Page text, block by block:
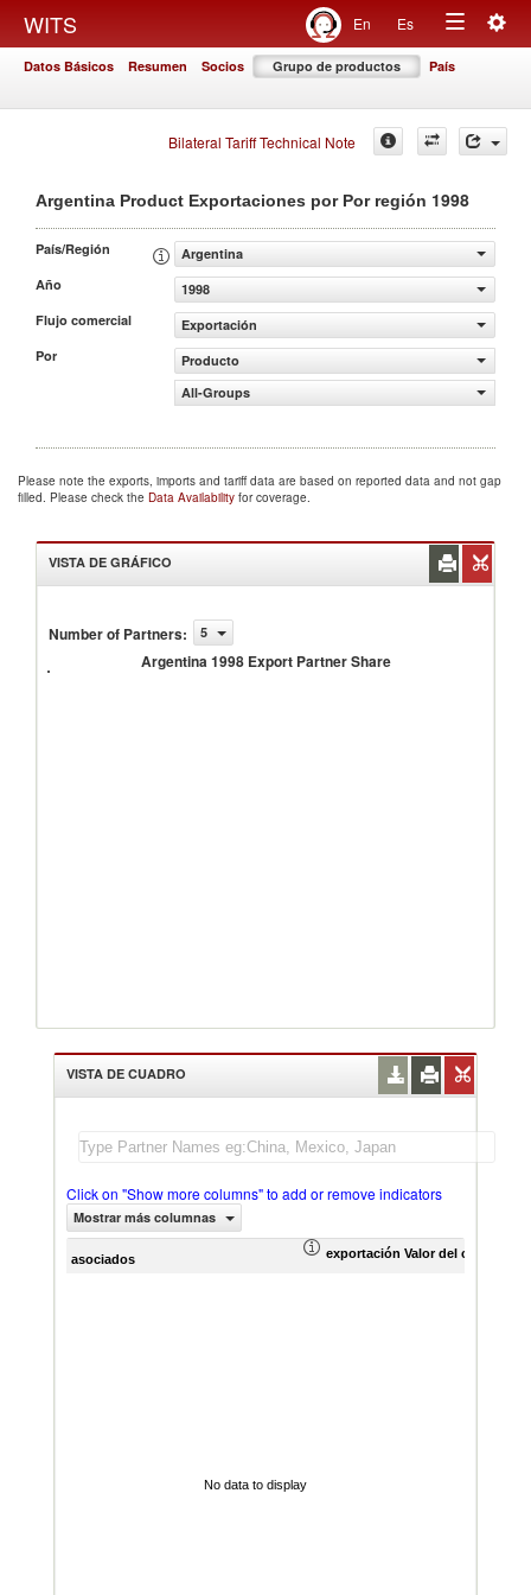
WITS En Es
Toggle
Datos Básicos Resumen Socios Grupo de productos País
Bilateral Tariff Technical Note
Argentina Product Exportaciones por Por región 1998
País/Región
Argentina
Año
1998
Flujo comercial
Exportación
Por
Producto
All-Groups
Please note the exports, imports and tariff data are based on reported data and not gap
filled. Please check the Data Availability for coverage.
VISTA DE GRÁFICO
Number of Partners: 5
Argentina 1998 Export Partner Share
Argentina
Export
VISTA DE CUADRO
Click on "Show more columns" to add or remove indicators
Mostrar más columnas
asociados exportación Valor del comercio
No data to display